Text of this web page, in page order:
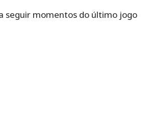
seguir momentos do último jogo